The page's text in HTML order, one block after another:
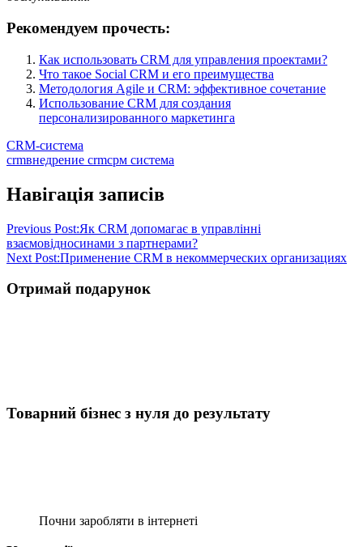
Рекомендуем прочесть:
Как использовать CRM для управления проектами?
Что такое Social CRM и его преимущества
Методология Agile и CRM: эффективное сочетание
Использование CRM для создания
персонализированного маркетинга
CRM-система
crmвнедрение crmсрм система
Навігація записів
Previous Post:Як CRM допомагає в управлінні
взаємовідносинами з партнерами?
Next Post:Применение CRM в некоммерческих организациях
Отримай подарунок
Товарний бізнес з нуля до результату
Почни заробляти в інтернеті